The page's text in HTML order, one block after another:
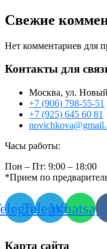
Свежие
Нет комментариев для
Контакты для
Москва, ул.
+7 (906) 798-55-51
+7 (925) 645 60 81
Часы работы:
Пон – Пт: 9:00 – 18:00
*Прием по
Telegram
Карта сайта